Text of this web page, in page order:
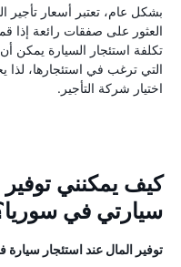
بشكل عام، تعتبر أسعار
العثور على صفقات رائعة إذا
تكلفة استئجار السيارة يمكن
التي ترغب في استئجارها، لذا
اختيار شركة التأجير.
كيف يمكنني توفير
سيارتي في
توفير المال عند استئجار سيارة